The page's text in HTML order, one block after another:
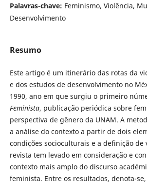
Palavras-chave: Feminismo, Violência,
Desenvolvimento
Resumo
Este artigo é um itinerário das rotas da
e dos estudos de desenvolvimento no
1990, ano em que surgiu o primeiro
Feminista, publicação periódica sobre
perspectiva de gênero da UNAM. A
a análise do contexto a partir de dois
condições socioculturais e a definição de
revista tem levado em consideração e
contexto mais amplo do discurso
feminista. Entre os resultados, denota-